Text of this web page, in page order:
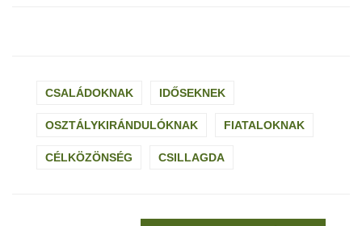
CSALÁDOKNAK IDŐSEKNEK
OSZTÁLYKIRÁNDULÓKNAK FIATALOKNAK
CÉLKÖZÖNSÉG CSILLAGDA